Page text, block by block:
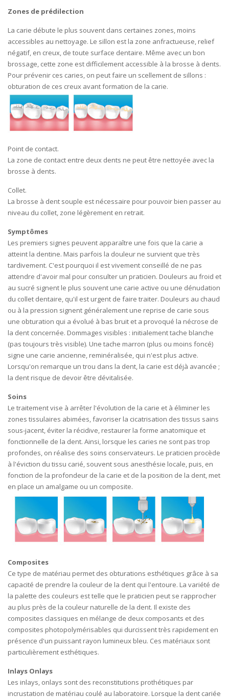
Zones de prédilection
La carie débute le plus souvent dans certaines zones, moins
accessibles au nettoyage. Le sillon est la zone anfractueuse, relief
négatif, en creux, de toute surface dentaire. Même avec un bon
brossage, cette zone est difficilement accessible à la brosse à dents.
Pour prévenir ces caries, on peut faire un scellement de sillons :
obturation de ces creux avant formation de la carie.
Point de contact.
La zone de contact entre deux dents ne peut être nettoyée avec la
brosse à dents.
Collet.
La brosse à dent souple est nécessaire pour pouvoir bien passer au
niveau du collet, zone légèrement en retrait.
Symptômes
Les premiers signes peuvent apparaître une fois que la carie a
atteint la dentine. Mais parfois la douleur ne survient que très
tardivement. C'est pourquoi il est vivement conseillé de ne pas
attendre d'avoir mal pour consulter un praticien. Douleurs au froid et
au sucré signent le plus souvent une carie active ou une dénudation
du collet dentaire, qu'il est urgent de faire traiter. Douleurs au chaud
ou à la pression signent généralement une reprise de carie sous
une obturation qui a évolué à bas bruit et a provoqué la nécrose de
la dent concernée. Dommages visibles : initialement tache blanche
(pas toujours très visible). Une tache marron (plus ou moins foncé)
signe une carie ancienne, reminéralisée, qui n'est plus active.
Lorsqu'on remarque un trou dans la dent, la carie est déjà avancée ;
la dent risque de devoir être dévitalisée.
Soins
Le traitement vise à arrêter l'évolution de la carie et à éliminer les
zones tissulaires abimées, favoriser la cicatrisation des tissus sains
sous-jacent, éviter la récidive, restaurer la forme anatomique et
fonctionnelle de la dent. Ainsi, lorsque les caries ne sont pas trop
profondes, on réalise des soins conservateurs. Le praticien procède
à l'éviction du tissu carié, souvent sous anesthésie locale, puis, en
fonction de la profondeur de la carie et de la position de la dent, met
en place un amalgame ou un composite.
Composites
Ce type de matériau permet des obturations esthétiques grâce à sa
capacité de prendre la couleur de la dent qui l'entoure. La variété de
la palette des couleurs est telle que le praticien peut se rapprocher
au plus près de la couleur naturelle de la dent. Il existe des
composites classiques en mélange de deux composants et des
composites photopolymérisables qui durcissent très rapidement en
présence d'un puissant rayon lumineux bleu. Ces matériaux sont
particulièrement esthétiques.
Inlays Onlays
Les inlays, onlays sont des reconstitutions prothétiques par
incrustation de matériau coulé au laboratoire. Lorsque la dent cariée